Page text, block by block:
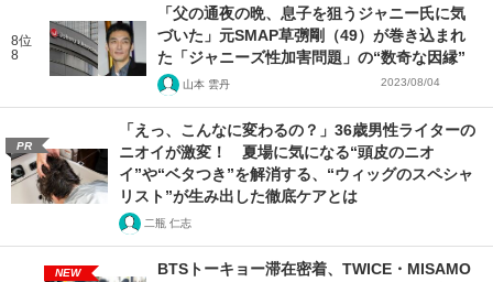
8位
8
「父の通夜の晩、息子を狙うジャニー氏に気
づいた」元SMAP草彅剛（49）が巻き込まれ
た「ジャニーズ性加害問題」の“数奇な因縁”
山本 雲丹 2023/08/04
PR
「えっ、こんなに変わるの？」36歳男性ライターの
ニオイが激変！ 夏場に気になる“頭皮のニオ
イ”や“ベタつき”を解消する、“ウィッグのスペシャ
リスト”が生み出した徹底ケアとは
二瓶 仁志
NEW
BTSトーキョー滞在密着、TWICE・MISAMO